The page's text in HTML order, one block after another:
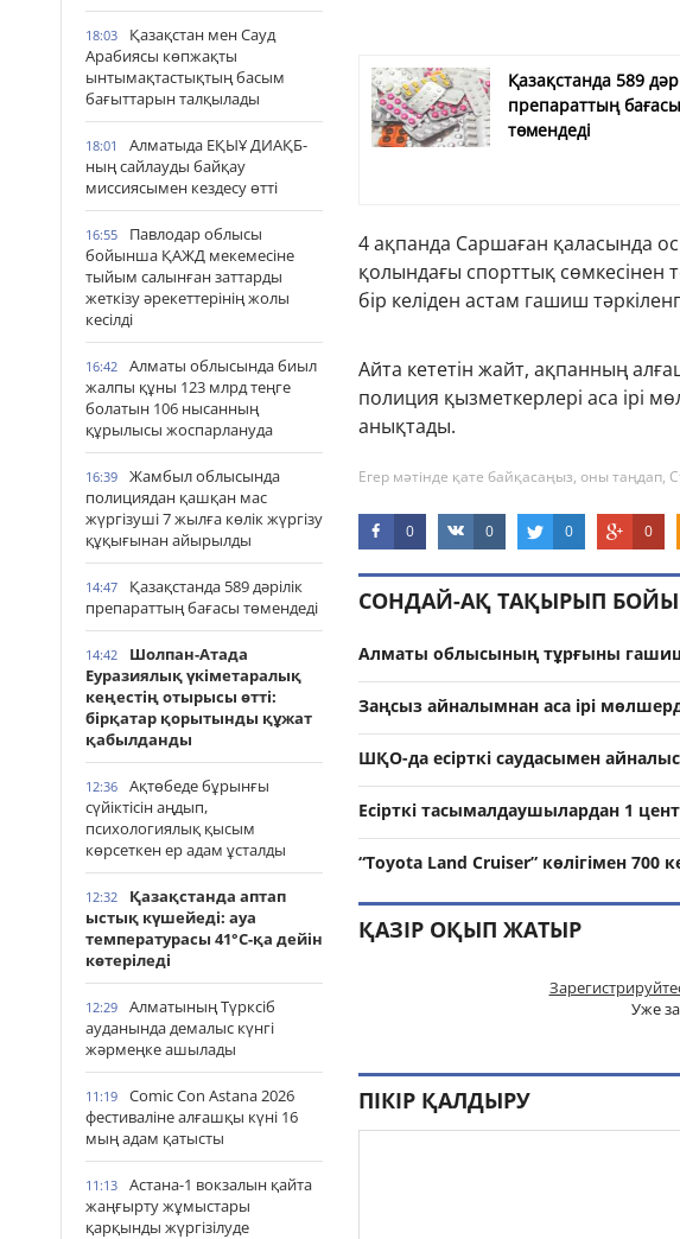
18:03
Қазақстан мен Сауд
Арабиясы көпжақты
ынтымақтастықтың басым
бағыттарын талқылады
18:01
Алматыда ЕҚЫҰ ДИАҚБ-
ның сайлауды байқау
миссиясымен кездесу өтті
16:55
Павлодар облысы
бойынша ҚАЖД мекемесіне
тыйым салынған заттарды
жеткізу әрекеттерінің жолы
кесілді
16:42
Алматы облысында биыл
жалпы құны 123 млрд теңге
болатын 106 нысанның
құрылысы жоспарлануда
16:39
Жамбыл облысында
полициядан қашқан мас
жүргізуші 7 жылға көлік жүргізу
құқығынан айырылды
14:47
Қазақстанда 589 дәрілік
препараттың бағасы төмендеді
14:42
Шолпан-Атада
Еуразиялық үкіметаралық
кеңестің отырысы өтті:
бірқатар қорытынды құжат
қабылданды
12:36
Ақтөбеде бұрынғы
сүйіктісін аңдып,
психологиялық қысым
көрсеткен ер адам ұсталды
12:32
Қазақстанда аптап
ыстық күшейеді: ауа
температурасы 41°С-қа дейін
көтеріледі
12:29
Алматының Түрксіб
ауданында демалыс күнгі
жәрмеңке ашылады
11:19
Comic Con Astana 2026
фестиваліне алғашқы күні 16
мың адам қатысты
11:13
Астана-1 вокзалын қайта
жаңғырту жұмыстары
қарқынды жүргізілуде
Қазақстанда 589
препараттың бағасы
төмендеді
4 ақпанда Саршаған қаласында
қолындағы спорттық сөмкесінен
бір келіден астам гашиш
Айта кететін жайт, ақпанның
полиция қызметкерлері аса ірі
анықтады.
Егер мәтінде қате байқасаңыз, оны таңдап,
0 0 0 0
СОНДАЙ-АҚ ТАҚЫРЫП
Алматы облысының тұрғыны
Заңсыз айналымнан аса ірі
ШҚО-да есірткі саудасымен
Есірткі тасымалдаушылардан 1
“Toyota Land Cruiser” көлігімен 700
ҚАЗІР ОҚЫП ЖАТЫР
Уже
ПІКІР ҚАЛДЫРУ